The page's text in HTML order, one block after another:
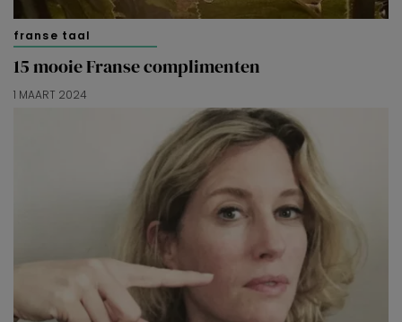
franse taal
15 mooie Franse complimenten
1 MAART 2024